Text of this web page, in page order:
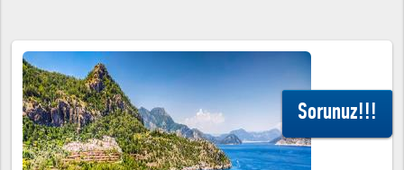
% 28 İndirim
ORANGE COUNTRY RESORT HOTEL BELEK
ANTALYA BELEK
9528,00 TL 'den başlayan fiyatlarla...
% 52 İndirim
CLUB HOTEL TURAN PRİNCE WORLD
Sorunuz!!!